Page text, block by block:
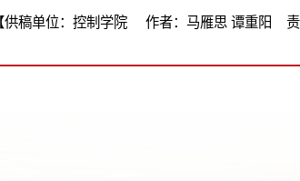
供稿单位：控制学院 作者：马雁思 谭重阳 责